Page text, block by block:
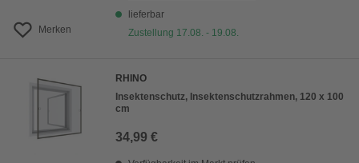
Merken
lieferbar
Zustellung 17.08. - 19.08.
RHINO
Insektenschutz, Insektenschutzrahmen, 120 x 100
cm
34,99 €